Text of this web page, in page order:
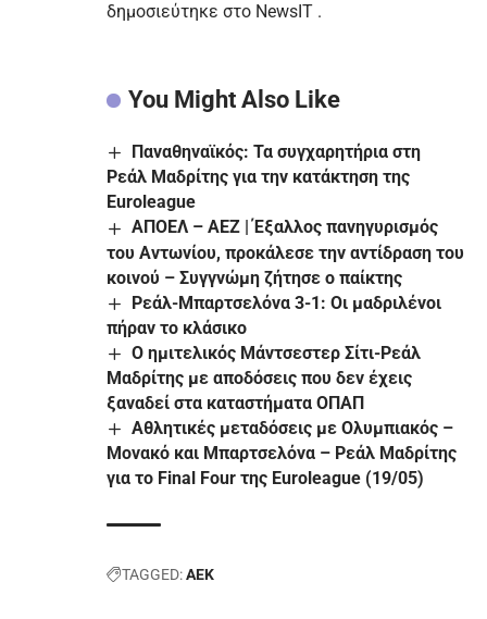
δημοσιεύτηκε στο NewsIT .
You Might Also Like
Παναθηναϊκός: Τα συγχαρητήρια στη
Ρεάλ Μαδρίτης για την κατάκτηση της
Euroleague
ΑΠΟΕΛ – ΑΕΖ | Έξαλλος πανηγυρισμός
του Αντωνίου, προκάλεσε την αντίδραση του
κοινού – Συγγνώμη ζήτησε ο παίκτης
Ρεάλ-Μπαρτσελόνα 3-1: Οι μαδριλένοι
πήραν το κλάσικο
Ο ημιτελικός Μάντσεστερ Σίτι-Ρεάλ
Μαδρίτης με αποδόσεις που δεν έχεις
ξαναδεί στα καταστήματα ΟΠΑΠ
Αθλητικές μεταδόσεις με Ολυμπιακός –
Μονακό και Μπαρτσελόνα – Ρεάλ Μαδρίτης
για το Final Four της Euroleague (19/05)
TAGGED:AEK